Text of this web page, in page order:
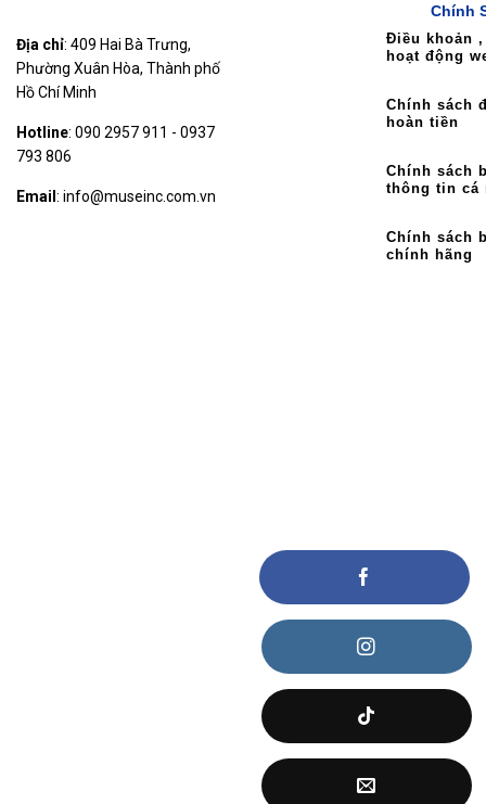
Địa chỉ: 409 Hai Bà Trưng,
Phường Xuân Hòa, Thành phố
Hồ Chí Minh
Hotline: 090 2957 911 - 0937
793 806
Email : info@museinc.com.vn
Chính
Điều khoản
hoạt động
Chính sách
hoàn tiền
Chính sách
thông tin cá
Chính sách
chính hãng